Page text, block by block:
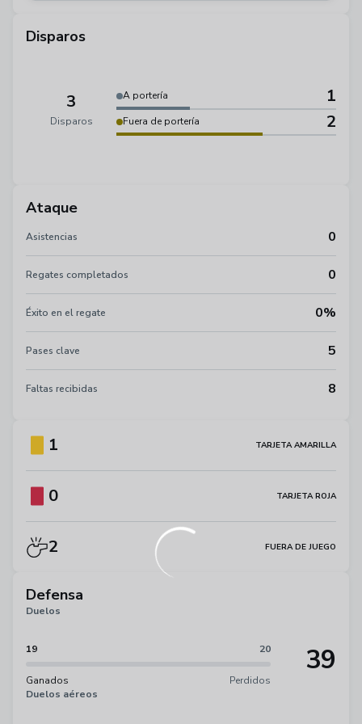
Disparos
3
Disparos
A portería 1
Fuera de portería 2
Ataque
Asistencias 0
Regates completados 0
Éxito en el regate 0%
Pases clave 5
Faltas recibidas 8
1 TARJETA AMARILLA
0 TARJETA ROJA
2 FUERA DE JUEGO
Defensa
Duelos
19 20
Ganados Perdidos
39
Duelos aéreos